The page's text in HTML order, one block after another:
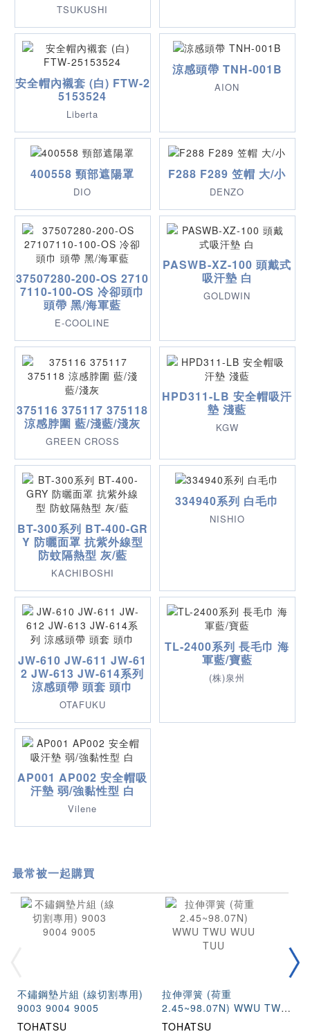
TSUKUSHI
安全帽內襯套 (白) FTW-2
5153524
Liberta
涼感頭帶 TNH-001B
AION
400558 頸部遮陽罩
DIO
F288 F289 笠帽 大/小
DENZO
37507280-200-OS 2710
7110-100-OS 冷卻頭巾
頭帶 黑/海軍藍
E-COOLINE
PASWB-XZ-100 頭戴式
吸汗墊 白
GOLDWIN
375116 375117 375118
涼感脖圍 藍/淺藍/淺灰
GREEN CROSS
HPD311-LB 安全帽吸汗
墊 淺藍
KGW
BT-300系列 BT-400-GR
Y 防曬面罩 抗紫外線型
防蚊隔熱型 灰/藍
KACHIBOSHI
334940系列 白毛巾
NISHIO
JW-610 JW-611 JW-61
2 JW-613 JW-614系列
涼感頭帶 頭套 頭巾
OTAFUKU
TL-2400系列 長毛巾 海
軍藍/寶藍
(株)泉州
AP001 AP002 安全帽吸
汗墊 弱/強黏性型 白
Vilene
最常被一起購買
不鏽鋼墊片組 (線切割專用)
9003 9004 9005
TOHATSU
拉伸彈簧 (荷重
2.45~98.07N) WWU TWU
WUU TUU
TOHATSU